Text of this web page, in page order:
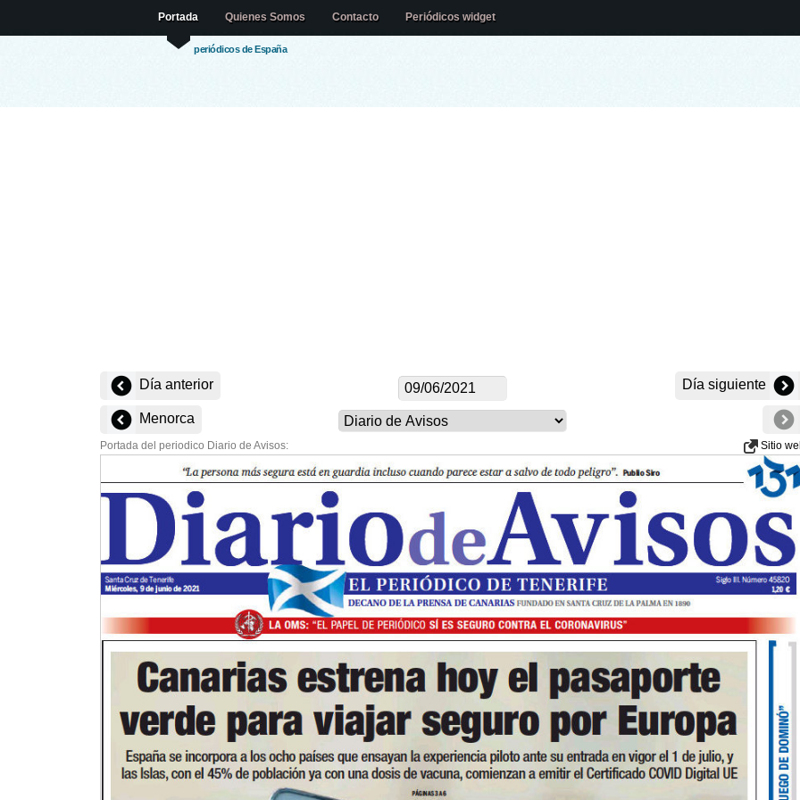
periódicos de España
Portada Quienes Somos Contacto Periódicos widget
Día anterior Día siguiente
Menorca
Portada del periodico Diario de Avisos: Sitio